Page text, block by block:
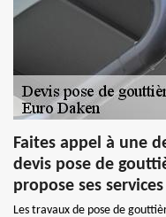
Faites appel à une
devis pose de
propose ses
Les travaux de pose de